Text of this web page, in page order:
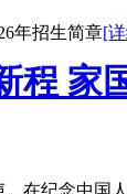
年招生简章[
程 家
在纪念中国